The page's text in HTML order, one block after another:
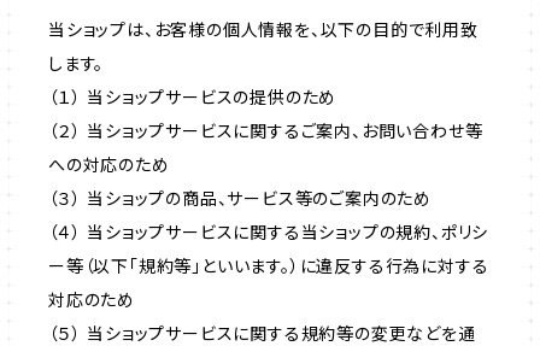
当ショップは、お客様の個人情報を、以下の目的で利用致
します。
（１） 当ショップサービスの提供のため
（２） 当ショップサービスに関するご案内、お問い合わせ等
への対応のため
（３） 当ショップの商品、サービス等のご案内のため
（４） 当ショップサービスに関する当ショップの規約、ポリシ
ー等（以下「規約等」といいます。）に違反する行為に対する
対応のため
（５） 当ショップサービスに関する規約等の変更などを通